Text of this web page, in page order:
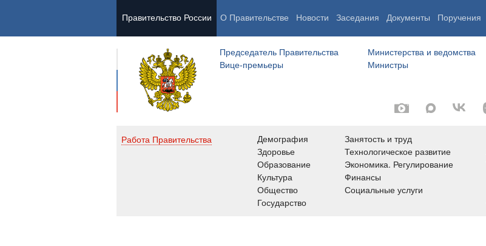
Правительство России О Правительстве Новости Заседания Документы Поручения
Председатель Правительства
Вице-премьеры
Министерства и ведомства
Министры
Работа Правительства
Демография
Здоровье
Образование
Культура
Общество
Государство
Занятость и труд
Технологическое развитие
Экономика. Регулирование
Финансы
Социальные услуги